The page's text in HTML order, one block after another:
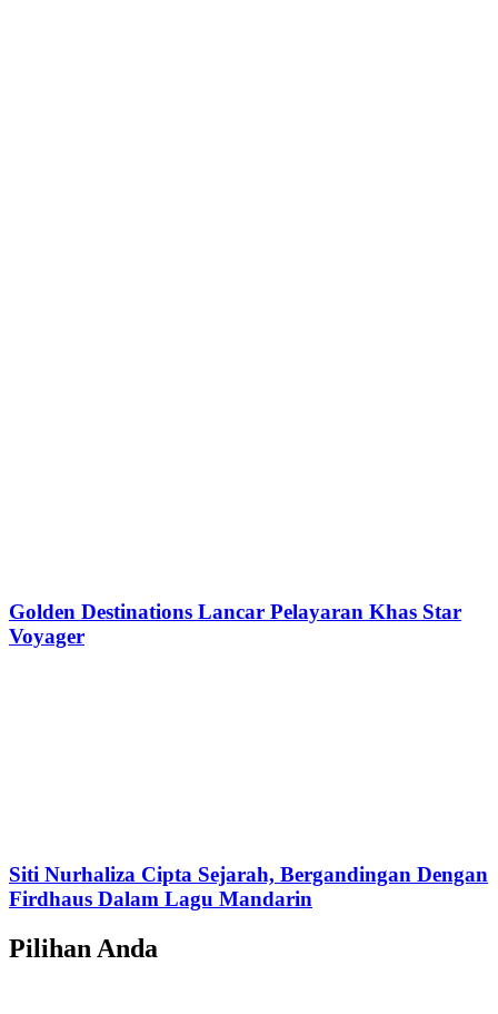
Golden Destinations Lancar Pelayaran Khas Star
Voyager
Siti Nurhaliza Cipta Sejarah, Bergandingan Dengan
Firdhaus Dalam Lagu Mandarin
Pilihan Anda